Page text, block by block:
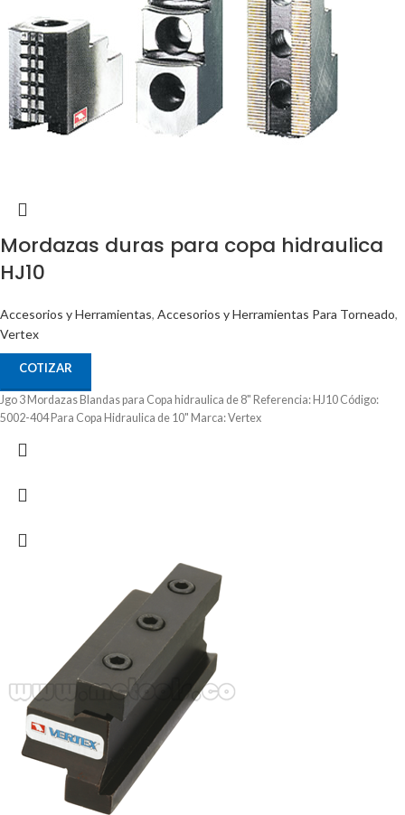
Mordazas duras para copa hidraulica
HJ10
Accesorios y Herramientas, Accesorios y Herramientas Para Torneado,
Vertex
COTIZAR
Jgo 3 Mordazas Blandas para Copa hidraulica de 8" Referencia: HJ10 Código:
5002-404 Para Copa Hidraulica de 10" Marca: Vertex